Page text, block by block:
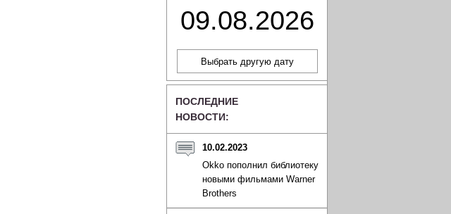
09.08.2026
ПОСЛЕДНИЕ
НОВОСТИ:
10.02.2023
Okko пополнил библиотеку
новыми фильмами Warner
Brothers